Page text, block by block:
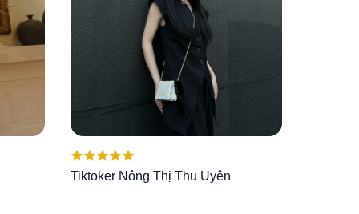
Tiktoker Nông Thị Thu Uyên
Được xếp